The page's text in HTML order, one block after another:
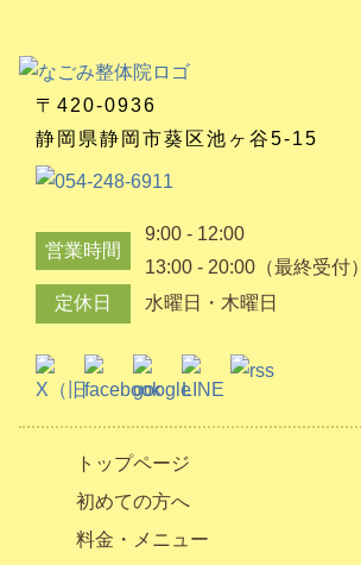
〒420-0936
静岡県静岡市葵区池ヶ谷5-15
営業時間
9:00 - 12:00
13:00 - 20:00（最終受付）
定休日
水曜日・木曜日
トップページ
初めての方へ
料金・メニュー